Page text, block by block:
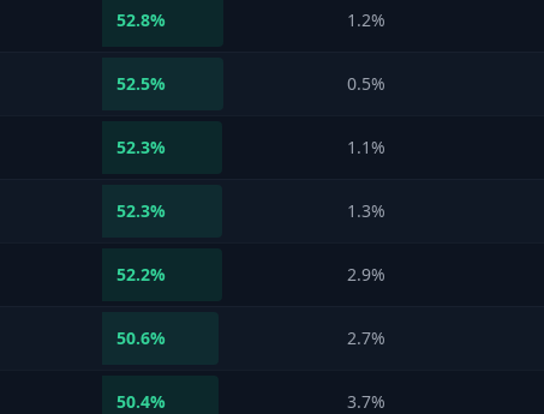
52.8% 1.2%
52.5% 0.5%
52.3% 1.1%
52.3% 1.3%
52.2% 2.9%
50.6% 2.7%
50.4% 3.7%